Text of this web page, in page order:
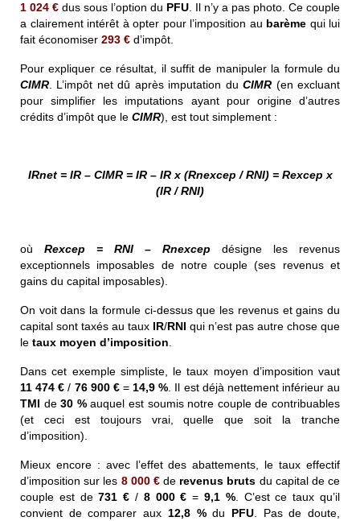
1 024 € dus sous l’option du PFU. Il n’y a pas photo. Ce couple
a clairement intérêt à opter pour l’imposition au barème qui lui
fait économiser 293 € d’impôt.
Pour expliquer ce résultat, il suffit de manipuler la formule du
CIMR. L’impôt net dû après imputation duCIMR (en excluant
pour simplifier les imputations ayant pour origine d’autres
crédits d’impôt que le CIMR), est tout simplement :
IRnet = IR – CIMR = IR – IR x (Rnexcep / RNI) = Rexcep x
(IR / RNI)
où Rexcep = RNI – Rnexcep désigne les revenus
exceptionnels imposables de notre couple (ses revenus et
gains du capital imposables).
On voit dans la formule ci-dessus que les revenus et gains du
capital sont taxés au taux IR/RNI qui n’est pas autre chose que
le taux moyen d’imposition.
Dans cet exemple simpliste, le taux moyen d’imposition vaut
11 474 € / 76 900 € =14,9 %. Il est déjà nettement inférieur au
TMI de30 %auquel est soumis notre couple de contribuables
(et ceci est toujours vrai, quelle que soit la tranche
d’imposition).
Mieux encore : avec l’effet des abattements, le taux effectif
d’imposition sur les 8 000 €de revenus bruts du capital de ce
couple est de731 € / 8 000 €=9,1 %. C’est ce taux qu’il
convient de comparer aux 12,8 %du PFU. Pas de doute,